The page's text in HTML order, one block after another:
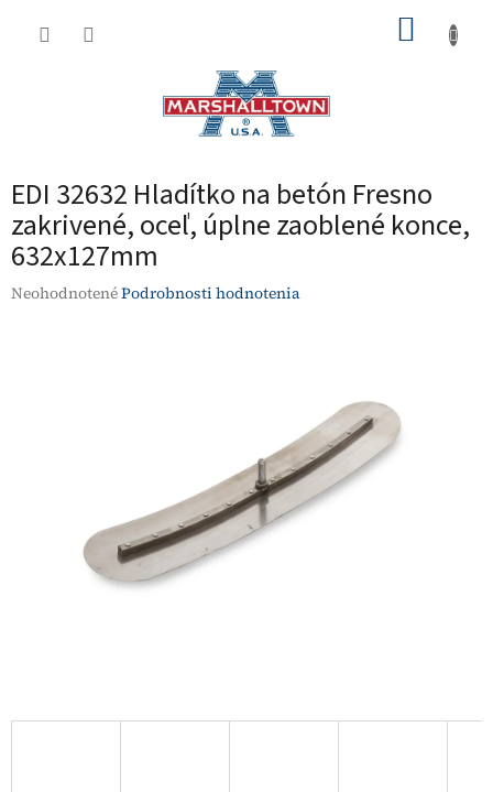
EDI 32632 Hladítko na betón Fresno
zakrivené, oceľ, úplne zaoblené konce,
632x127mm
Priemerné
NeohodnotenéPodrobnosti hodnotenia